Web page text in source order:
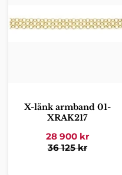
X-länk armband 01-
XRAK217
28 900kr
36 125kr